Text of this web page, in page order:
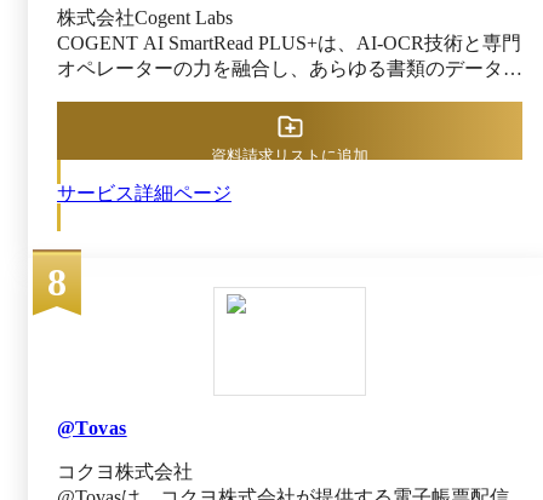
株式会社Cogent Labs
COGENT AI SmartRead PLUS+は、AI-OCR技術と専門
オペレーターの力を融合し、あらゆる書類のデータ化
や請求書、納品書、証明書、報告書など、形式を問わ
ず幅広い紙帳票や手書き書類を扱い、書類の引き取り
オペレーターによる内容確認・補正まで一貫して対応
けるだけ」で完了する設計が特長です。 COGENT AI
SmartRead PLUS+は、ＮＸワンビシアーカイブズとの
提携による金融機関レベルの堅牢なセキュリティ環境
で運用されており、機密性の高いデータも安心して預
よって、社員が本来の業務へ集中できる環境を実現し
ます。 企業のDX推進を力強く後押しし、人手不足の
ートします。
サービス詳細ページ
資料請求リストに追加
8
@Tovas
コクヨ株式会社